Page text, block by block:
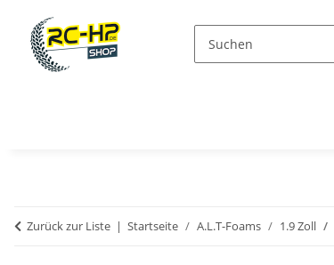
Zurück zur Liste Startseite A.L.T-Foams 1.9 Zoll